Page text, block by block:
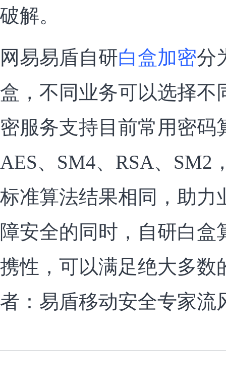
破解。
网易易盾自研白盒加密分
盒，不同业务可以选择不
密服务支持目前常用密码
AES、SM4、RSA、SM2
标准算法结果相同，助力
障安全的同时，自研白盒
携性，可以满足绝大多数
者：易盾移动安全专家流